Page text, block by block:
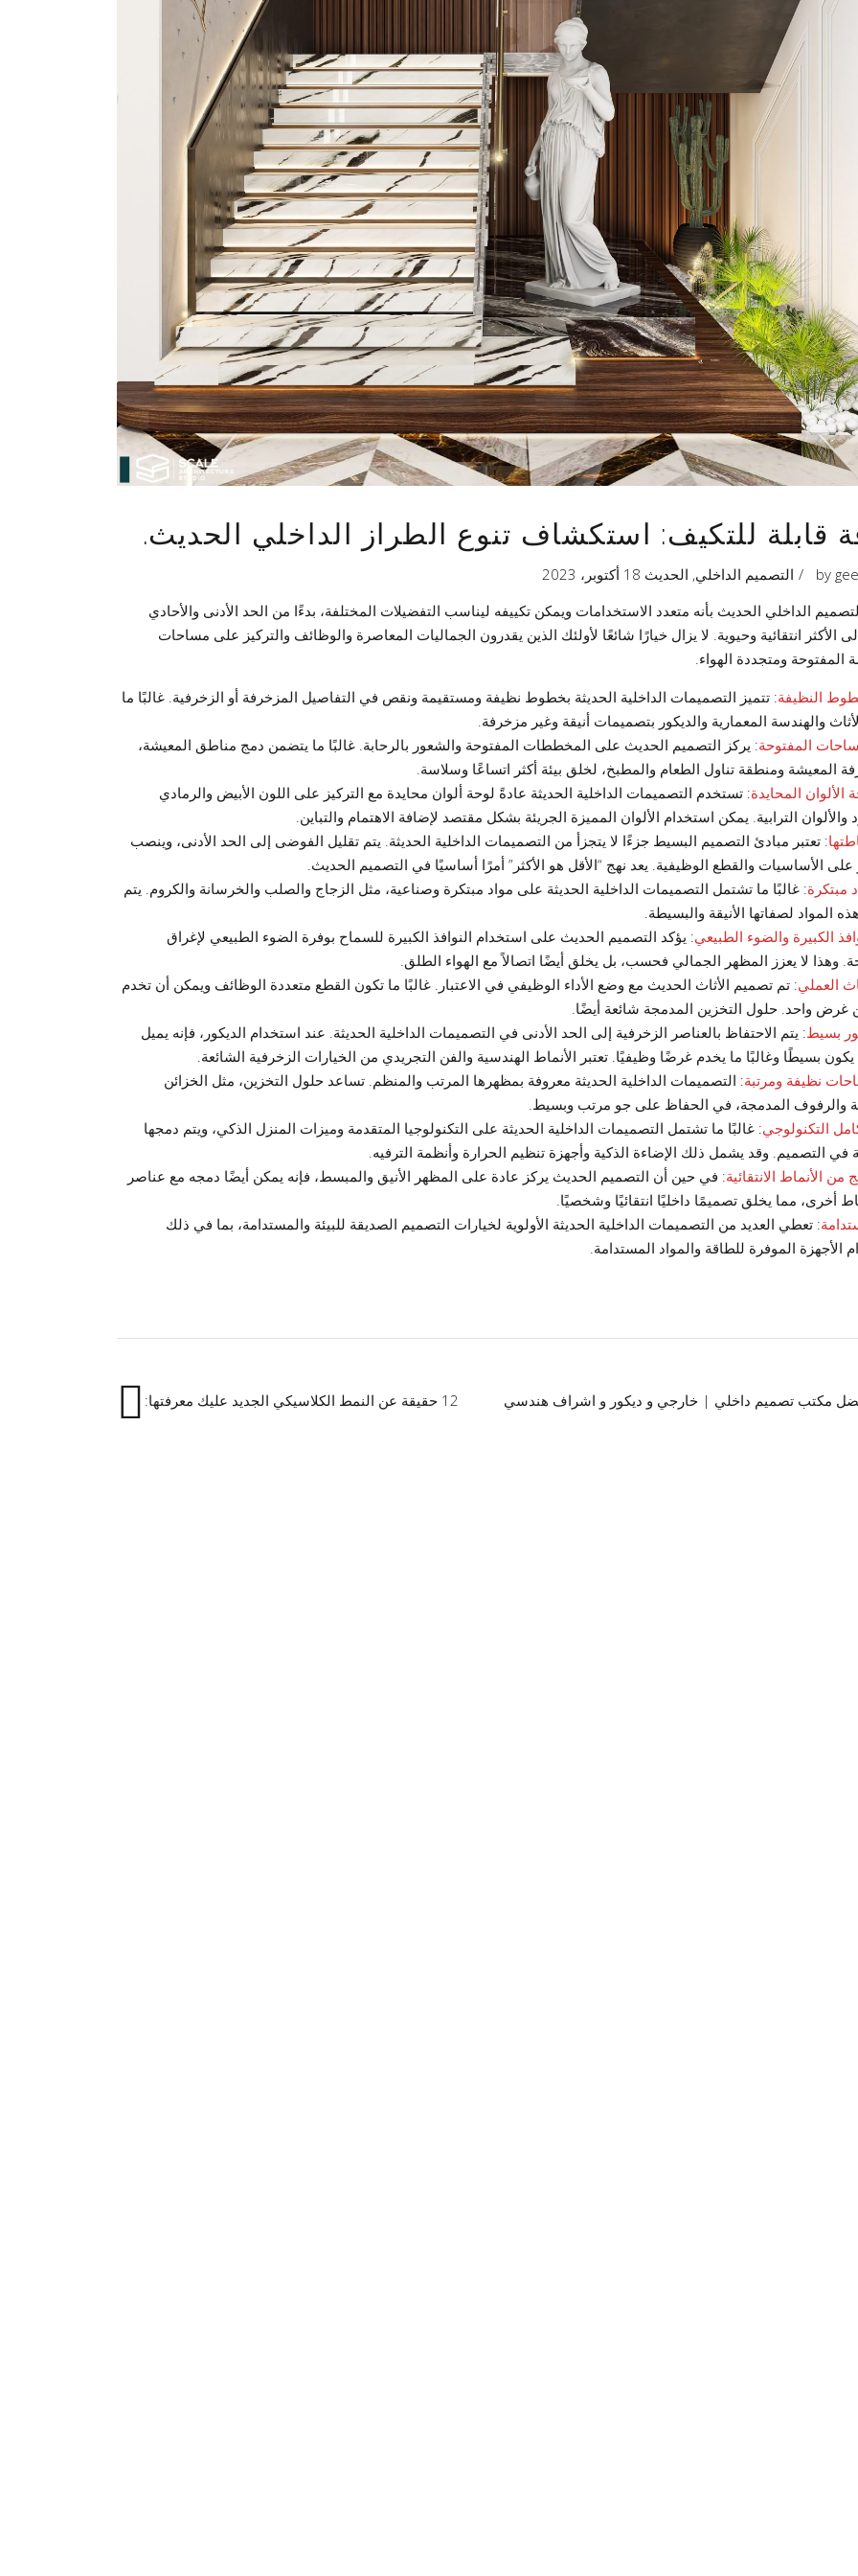
قابلة للتكيف: استكشاف تنوع الطراز الداخلي الحديث.
by التصميم الداخلي, الحديث 18 أكتوبر، 2023
الداخلي الحديث بأنه متعدد الاستخدامات ويمكن تكييفه ليناسب التفضيلات المختلفة، بدءًا من الحد الأدنى والأحادي
الأكثر انتقائية وحيوية. لا يزال خيارًا شائعًا لأولئك الذين يقدرون الجماليات المعاصرة والوظائف والتركيز على مساحات
المفتوحة ومتجددة الهواء.
النظيفة: تتميز التصميمات الداخلية الحديثة بخطوط نظيفة ومستقيمة ونقص في التفاصيل المزخرفة أو الزخرفية. غالبًا ما
والهندسة المعمارية والديكور بتصميمات أنيقة وغير مزخرفة.
المفتوحة: يركز التصميم الحديث على المخططات المفتوحة والشعور بالرحابة. غالبًا ما يتضمن دمج مناطق المعيشة،
المعيشة ومنطقة تناول الطعام والمطبخ، لخلق بيئة أكثر اتساعًا وسلاسة.
الألوان المحايدة: تستخدم التصميمات الداخلية الحديثة عادةً لوحة ألوان محايدة مع التركيز على اللون الأبيض والرمادي
والألوان الترابية. يمكن استخدام الألوان المميزة الجريئة بشكل مقتصد لإضافة الاهتمام والتباين.
: تعتبر مبادئ التصميم البسيط جزءًا لا يتجزأ من التصميمات الداخلية الحديثة. يتم تقليل الفوضى إلى الحد الأدنى، وينصب
على الأساسيات والقطع الوظيفية. يعد نهج “الأقل هو الأكثر” أمرًا أساسيًا في التصميم الحديث.
مبتكرة: غالبًا ما تشتمل التصميمات الداخلية الحديثة على مواد مبتكرة وصناعية، مثل الزجاج والصلب والخرسانة والكروم. يتم
المواد لصفاتها الأنيقة والبسيطة.
الكبيرة والضوء الطبيعي: يؤكد التصميم الحديث على استخدام النوافذ الكبيرة للسماح بوفرة الضوء الطبيعي لإغراق
وهذا لا يعزز المظهر الجمالي فحسب، بل يخلق أيضًا اتصالاً مع الهواء الطلق.
العملي: تم تصميم الأثاث الحديث مع وضع الأداء الوظيفي في الاعتبار. غالبًا ما تكون القطع متعددة الوظائف ويمكن أن تخدم
غرض واحد. حلول التخزين المدمجة شائعة أيضًا.
بسيط: يتم الاحتفاظ بالعناصر الزخرفية إلى الحد الأدنى في التصميمات الداخلية الحديثة. عند استخدام الديكور، فإنه يميل
بسيطًا وغالبًا ما يخدم غرضًا وظيفيًا. تعتبر الأنماط الهندسية والفن التجريدي من الخيارات الزخرفية الشائعة.
نظيفة ومرتبة: التصميمات الداخلية الحديثة معروفة بمظهرها المرتب والمنظم. تساعد حلول التخزين، مثل الخزائن
والرفوف المدمجة، في الحفاظ على جو مرتب وبسيط.
التكنولوجي: غالبًا ما تشتمل التصميمات الداخلية الحديثة على التكنولوجيا المتقدمة وميزات المنزل الذكي، ويتم دمجها
في التصميم. وقد يشمل ذلك الإضاءة الذكية وأجهزة تنظيم الحرارة وأنظمة الترفيه.
من الأنماط الانتقائية: في حين أن التصميم الحديث يركز عادة على المظهر الأنيق والمبسط، فإنه يمكن أيضًا دمجه مع عناصر
أخرى، مما يخلق تصميمًا داخليًا انتقائيًا وشخصيًا.
: تعطي العديد من التصميمات الداخلية الحديثة الأولوية لخيارات التصميم الصديقة للبيئة والمستدامة، بما في ذلك
الأجهزة الموفرة للطاقة والمواد المستدامة.
12 حقيقة عن النمط الكلاسيكي الجديد عليك معرفتها: مكتب تصميم داخلي | خارجي و ديكور و اشراف هندسي